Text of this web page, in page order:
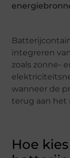
integreren
zoals zonne-
wanneer de
terug aan het
Hoe